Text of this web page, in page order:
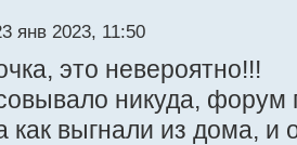
янв 2023, 11:50
это невероятно!!!
никуда, форум
выгнали из дома, и